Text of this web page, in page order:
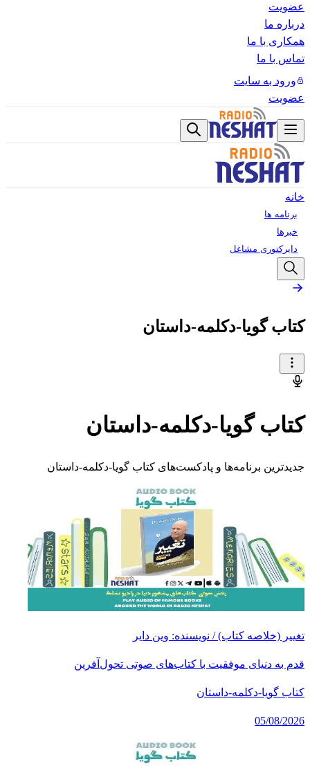
عضویت
درباره ما
همکاری با ما
تماس با ما
ورود به سایت
عضویت
خانه
برنامه ها
خبرها
دایرکتوری مشاغل
کتاب گویا-دکلمه-داستان
کتاب گویا-دکلمه-داستان
جدیدترین برنامه‌ها و پادکست‌های کتاب گویا-دکلمه-داستان
تغییر (خلاصه کتاب) / نویسنده: وین دایر
قدم به دنیای موفقیت با کتاب‌های صوتی تحول‌آفرین
کتاب گویا-دکلمه-داستان
05/08/2026